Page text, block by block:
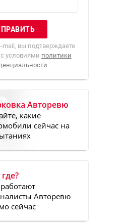
mail, вы подтверждаете
условиями политики
Авторевю
какие
сейчас на
Авторевю
сейчас